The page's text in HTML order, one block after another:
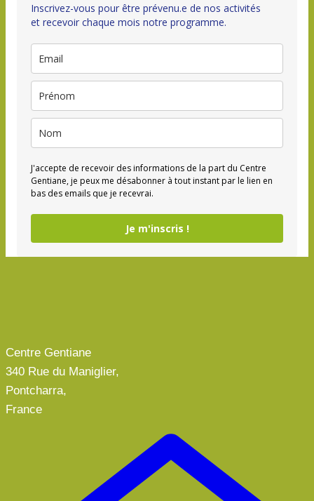
Inscrivez-vous pour être prévenu.e de nos activités
et recevoir chaque mois notre programme.
J'accepte de recevoir des informations de la part du Centre
Gentiane, je peux me désabonner à tout instant par le lien en
bas des emails que je recevrai.
Je m'inscris !
Centre Gentiane
340 Rue du Maniglier,
Pontcharra,
France